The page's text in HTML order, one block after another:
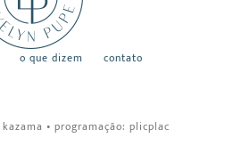
o que dizem contato
• programação: plicplac